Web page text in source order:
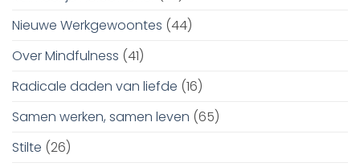
Nieuwe Werkgewoontes (44)
Over Mindfulness (41)
Radicale daden van liefde (16)
Samen werken, samen leven (65)
Stilte (26)